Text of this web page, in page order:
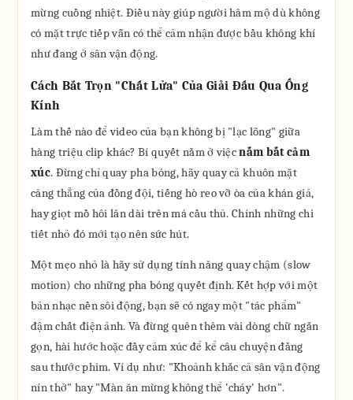
mừng cuồng nhiệt. Điều này giúp người hâm mộ dù không
có mặt trực tiếp vẫn có thể cảm nhận được bầu không khí
như đang ở sân vận động.
Cách Bắt Trọn "Chất Lửa" Của Giải Đấu Qua Ống
Kính
Làm thế nào để video của bạn không bị "lạc lõng" giữa
hàng triệu clip khác? Bí quyết nằm ở việcnắm bắt cảm
xúc. Đừng chỉ quay pha bóng, hãy quay cả khuôn mặt
căng thẳng của đồng đội, tiếng hò reo vỡ òa của khán giả,
hay giọt mồ hôi lăn dài trên má cầu thủ. Chính những chi
tiết nhỏ đó mới tạo nên sức hút.
Một mẹo nhỏ là hãy sử dụng tính năng quay chậm (slow
motion) cho những pha bóng quyết định. Kết hợp với một
bản nhạc nền sôi động, bạn sẽ có ngay một "tác phẩm"
đậm chất điện ảnh. Và đừng quên thêm vài dòng chữ ngắn
gọn, hài hước hoặc đầy cảm xúc để kể câu chuyện đằng
sau thước phim. Ví dụ như: "Khoảnh khắc cả sân vận động
nín thở" hay "Màn ăn mừng không thể 'cháy' hơn".